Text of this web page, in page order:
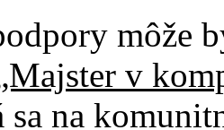
môže
v
sa na